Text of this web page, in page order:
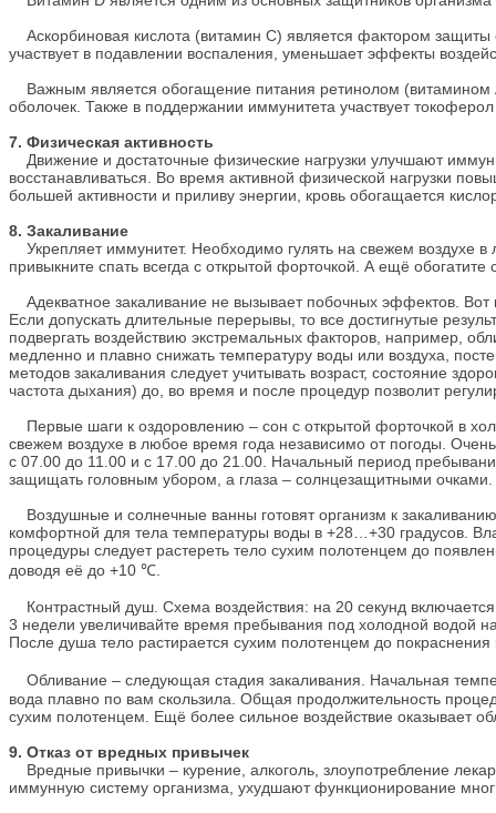
Аскорбиновая кислота (витамин С) является фактором защиты
участвует в подавлении воспаления, уменьшает эффекты
Важным является обогащение питания ретинолом (витамином
оболочек. Также в поддержании иммунитета участвует
7. Физическая активность
Движение и достаточные физические нагрузки улучшают
восстанавливаться. Во время активной физической нагрузки
большей активности и приливу энергии, кровь обогащается
8. Закаливание
Укрепляет иммунитет. Необходимо гулять на свежем воздухе
привыкните спать всегда с открытой форточкой. А ещё
Адекватное закаливание не вызывает побочных эффектов.
Если допускать длительные перерывы, то все достигнутые
подвергать воздействию экстремальных факторов, например,
медленно и плавно снижать температуру воды или воздуха,
методов закаливания следует учитывать возраст, состояние
частота дыхания) до, во время и после процедур позволит
Первые шаги к оздоровлению – сон с открытой форточкой в
свежем воздухе в любое время года независимо от погоды.
с 07.00 до 11.00 и с 17.00 до 21.00. Начальный период
защищать головным убором, а глаза – солнцезащитными очками.
Воздушные и солнечные ванны готовят организм к
комфортной для тела температуры воды в +28…+30 градусов.
процедуры следует растереть тело сухим полотенцем до
доводя её до +10 ℃.
Контрастный душ. Схема воздействия: на 20 секунд
3 недели увеличивайте время пребывания под холодной водой
После душа тело растирается сухим полотенцем до покраснения
Обливание – следующая стадия закаливания. Начальная
вода плавно по вам скользила. Общая продолжительность
сухим полотенцем. Ещё более сильное воздействие оказывает
9. Отказ от вредных привычек
Вредные привычки – курение, алкоголь, злоупотребление
иммунную систему организма, ухудшают функционирование